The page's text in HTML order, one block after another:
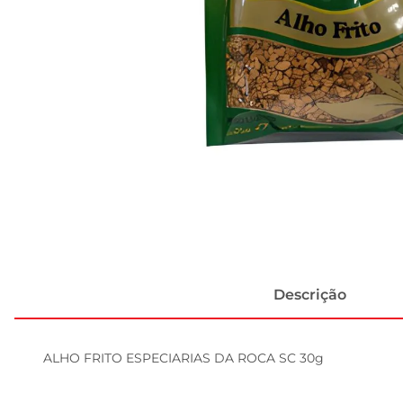
Descrição
ALHO FRITO ESPECIARIAS DA ROCA SC 30g